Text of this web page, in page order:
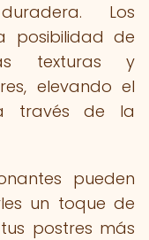
Los
posibilidad de
texturas y
elevando el
través de la
pueden
un toque de
postres más